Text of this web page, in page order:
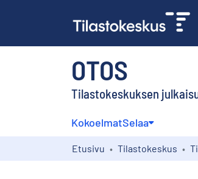
OTOS
Tilastokeskuksen
KokoelmatSelaa
Etusivu Tilastokeskus